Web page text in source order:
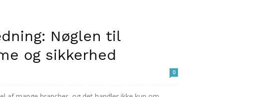
Nøglen til
og sikkerhed
0